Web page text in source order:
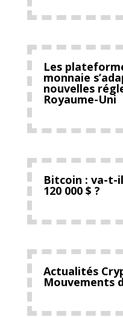
Les
monnaie
nouvelles
Royaume-Uni
Bitcoin : va-t-
120 000 $ ?
Actualités
Mouvements